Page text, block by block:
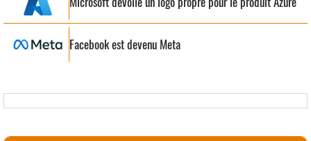
Facebook est devenu Meta